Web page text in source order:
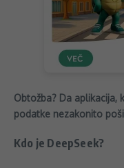
Obtožba? Da aplikacija,
podatke nezakonito
Kdo je DeepSeek?